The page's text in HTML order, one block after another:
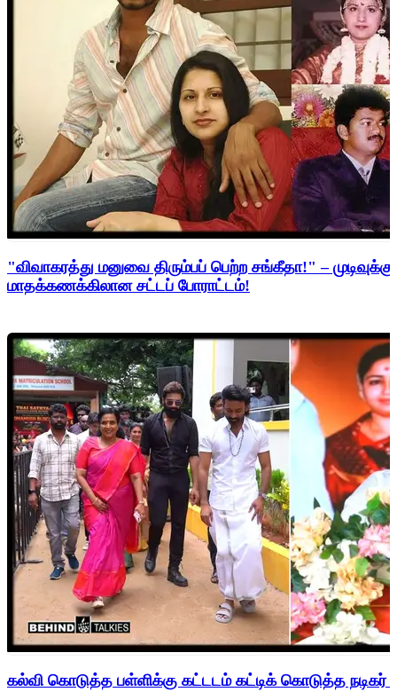
"விவாகரத்து மனுவை திரும்பப் பெற்ற சங்கீதா!" –
மாதக்கணக்கிலான சட்டப் போராட்டம்!
கல்வி கொடுத்த பள்ளிக்கு கட்டடம் கட்டிக் கொடுத்த நடிகர்